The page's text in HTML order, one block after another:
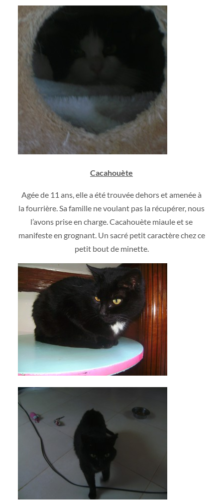
Cacahouète
Agée de 11 ans, elle a été trouvée dehors et amenée à
la fourrière. Sa famille ne voulant pas la récupérer, nous
l’avons prise en charge. Cacahouète miaule et se
manifeste en grognant. Un sacré petit caractère chez ce
petit bout de minette.